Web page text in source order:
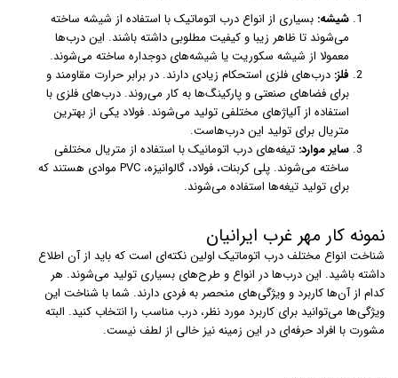
شیشه: بسیاری از انواع درب اتوماتیک با استفاده از شیشه ساخته
می‌شوند تا ظاهر زیبا و کیفیت مطلوبی داشته باشند. این درب‌ها
معمولا از شیشه سکوریت یا شیشه‌های دوجداره ساخته می‌شوند.
فلز: درب‌های فلزی استحکام زیادی دارند. در برابر حرارت مقاومند و
برای فضاهای صنعتی و پارکینگ‌ها به کار می‌روند. درب‌های فلزی با
استفاده از آلیاژهای مختلفی تولید می‌شوند. فولاد یکی از بهترین
متریال برای تولید این درب‌هاست.
سایر موارد: تیغه‌های درب اتومانیک با استفاده از متریال مختلفی
ساخته می‌شوند. پلی کربنات، فولاد، گالوانیزه، PVC موادی هستند که
برای تولید تیغه‌ها استفاده می‌شوند.
نمونه کار مهر غرب ایرانیان
شناخت انواع مختلف درب اتوماتیک اولین نکته‌ای است که باید از آن اطلاع
داشته باشید. این درب‌ها در انواع و طرح‌های بسیاری تولید می‌شوند. هر
کدام از آن‌ها کاربرد و ویژگی‌های منحصر به فردی دارند. شما با شناخت این
ویژگی‌ها می‌توانید برای کاربرد مورد نظر، درب مناسب را انتخاب کنید. البته
مشورت با افراد حرفه‌ای در این زمینه نیز خالی از لطف نیست.